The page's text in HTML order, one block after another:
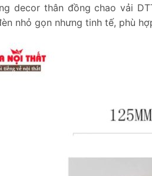
decor thân đồng chao vải
nhỏ gọn nhưng tinh tế, phù